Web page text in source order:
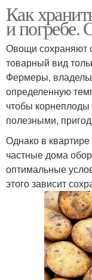
Как
и погребе.
Овощи сохраняют
товарный вид
Фермеры,
определенную
чтобы
полезными,
Однако в квартире
частные дома
оптимальные
этого зависит